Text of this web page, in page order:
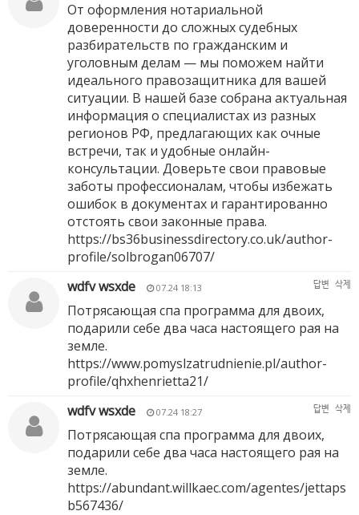
От оформления нотариальной
доверенности до сложных судебных
разбирательств по гражданским и
уголовным делам — мы поможем найти
идеального правозащитника для вашей
ситуации. В нашей базе собрана актуальная
информация о специалистах из разных
регионов РФ, предлагающих как очные
встречи, так и удобные онлайн-
консультации. Доверьте свои правовые
заботы профессионалам, чтобы избежать
ошибок в документах и гарантированно
отстоять свои законные права.
https://bs36businessdirectory.co.uk/author-
profile/solbrogan06707/
wdfv wsxde
07.24 18:13 답변 삭제
Потрясающая спа программа для двоих,
подарили себе два часа настоящего рая на
земле.
https://www.pomyslzatrudnienie.pl/author-
profile/qhxhenrietta21/
wdfv wsxde
07.24 18:27 답변 삭제
Потрясающая спа программа для двоих,
подарили себе два часа настоящего рая на
земле.
https://abundant.willkaec.com/agentes/jettaps
b567436/